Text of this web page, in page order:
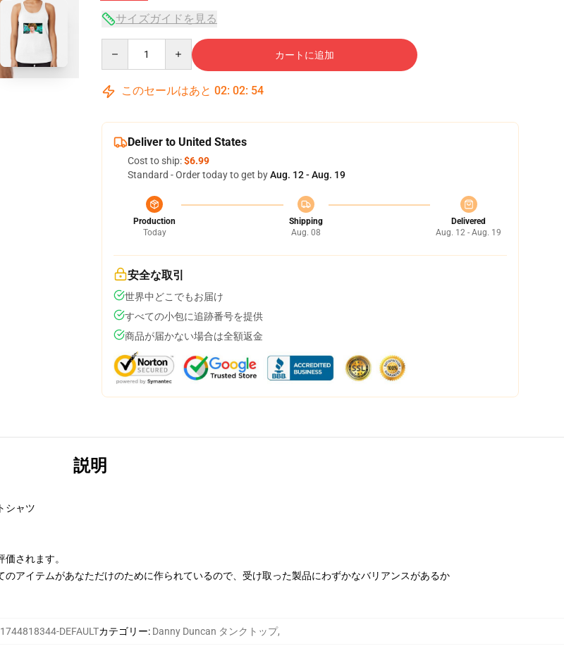
サイズガイドを見る
カートに追加
このセールはあと 02: 02: 53
Deliver to United States
Cost to ship:$6.99
Standard - Order today to get byAug. 12 - Aug. 19
Production
Today
Shipping
Aug. 08
Delivered
Aug. 12 - Aug. 19
安全な取引
世界中どこでもお届け
すべての小包に追跡番号を提供
商品が届かない場合は全額返金
説明
シャツ
されます。
アイテムがあなただけのために作られているので、受け取った製品にわずかなバリアンスがあるか
DEFAULTカテゴリー: Danny Duncan タンクトップ,